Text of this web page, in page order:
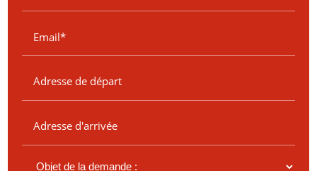
Email*
Adresse de départ
Adresse d'arrivée